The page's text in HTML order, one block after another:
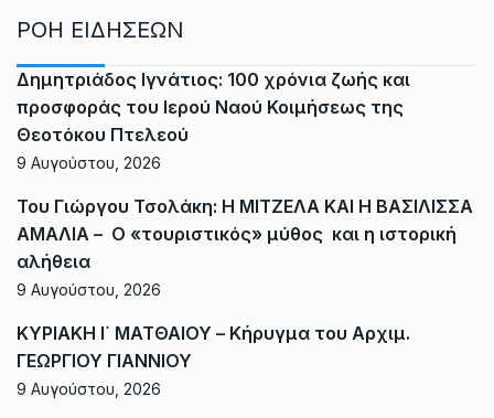
ΡΟΗ ΕΙΔΗΣΕΩΝ
Δημητριάδος Ιγνάτιος: 100 χρόνια ζωής και
προσφοράς του Ιερού Ναού Κοιμήσεως της
Θεοτόκου Πτελεού
9 Αυγούστου, 2026
Του Γιώργου Τσολάκη: Η ΜΙΤΖΕΛΑ ΚΑΙ Η ΒΑΣΙΛΙΣΣΑ
ΑΜΑΛΙΑ – Ο «τουριστικός» μύθος και η ιστορική
αλήθεια
9 Αυγούστου, 2026
ΚΥΡΙΑΚΗ Ι΄ ΜΑΤΘΑΙΟΥ – Κήρυγμα του Αρχιμ.
ΓΕΩΡΓΙΟΥ ΓΙΑΝΝΙΟΥ
9 Αυγούστου, 2026